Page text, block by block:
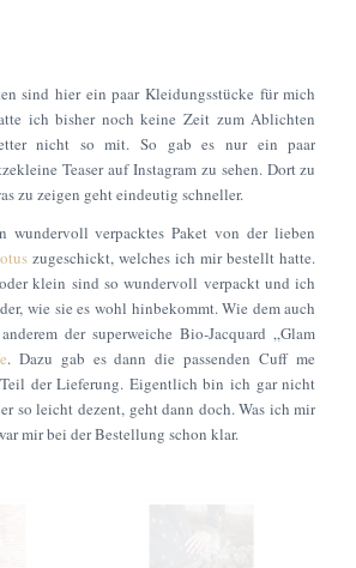
sind hier ein paar Kleidungsstücke für mich
ich bisher noch keine Zeit zum Ablichten
nicht so mit. So gab es nur ein paar
Teaser auf Instagram zu sehen. Dort zu
zu zeigen geht eindeutig schneller.
wundervoll verpacktes Paket von der lieben
zugeschickt, welches ich mir bestellt hatte.
klein sind so wundervoll verpackt und ich
wie sie es wohl hinbekommt. Wie dem auch
der superweiche Bio-Jacquard „Glam
. Dazu gab es dann die passenden Cuff me
der Lieferung. Eigentlich bin ich gar nicht
so leicht dezent, geht dann doch. Was ich mir
mir bei der Bestellung schon klar.